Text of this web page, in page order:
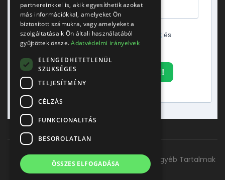
Elfogadom azadatvédelmi tájékoztatót és
hozzájárulok a hírlevél küldéséhez.
FELIRATKOZOM A HÍRLEVÉLRE!
Főoldal Szolgáltatásaink Kapcsolat Egyéb Tartalmak
partnereinkkel is, akik egyesíthetik azokat
más információkkal, amelyeket Ön
biztosított számukra, vagy amelyeket a
szolgáltatásaik Ön általi használatából
gyűjtöttek össze.Adatvédelmi irányelvek
ELENGEDHETETLENÜL
SZÜKSÉGES
TELJESÍTMÉNY
CÉLZÁS
FUNKCIONALITÁS
BESOROLATLAN
ÖSSZES ELFOGADÁSA